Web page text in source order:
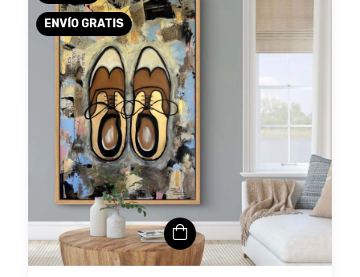
ENVÍO GRATIS